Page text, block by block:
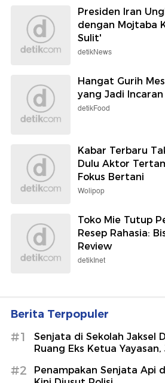
Presiden Iran
dengan Mojtaba
Sulit'
detikNews
Hangat Gurih
yang Jadi
detikFood
Kabar Terbaru
Dulu Aktor
Fokus Bertani
Wolipop
Toko Mie Tutup
Resep Rahasia:
Review
detikInet
Berita Terpopuler
#1
Senjata di Sekolah Jaksel
Ruang Eks Ketua
#2
Penampakan Senjata Api